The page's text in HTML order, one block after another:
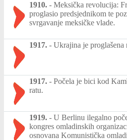
1910. - Meksička revolucija:
proglasio predsjednikom te
svrgavanje meksičke vlade.
1917. - Ukrajina je proglašena
1917. - Počela je bici kod
ratu.
1919. - U Berlinu ilegalno
kongres omladinskih
osnovana Komunistička